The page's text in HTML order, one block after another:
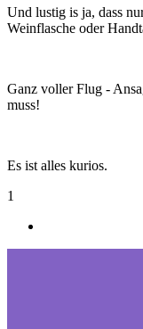
Und lustig is ja, dass
Weinflasche oder
Ganz voller Flug -
muss!
Es ist alles kurios.
1